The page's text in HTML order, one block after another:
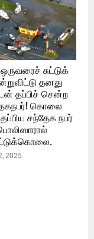
சுட்டுக்
தனது
தப்பிச் சென்ற
கொலை
சந்தேக நபர்
2025